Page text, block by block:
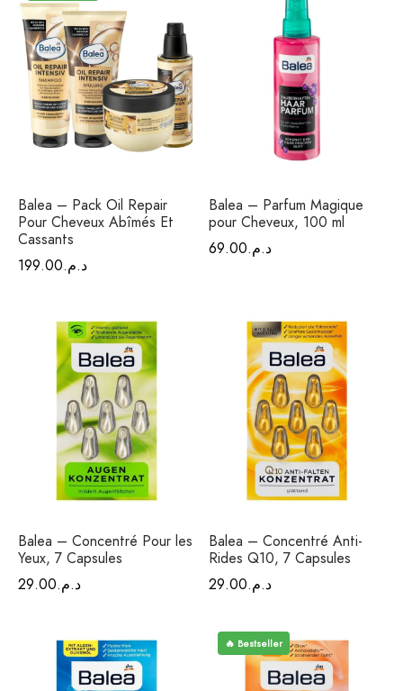
Balea – Pack Oil Repair
Pour Cheveux Abîmés Et
Cassants
د.م.199.00
Balea – Parfum Magique
pour Cheveux, 100 ml
د.م.69.00
Balea – Concentré Pour les
Yeux, 7 Capsules
د.م.29.00
Balea – Concentré Anti-
Rides Q10, 7 Capsules
د.م.29.00
🔥 Bestseller
Solaire